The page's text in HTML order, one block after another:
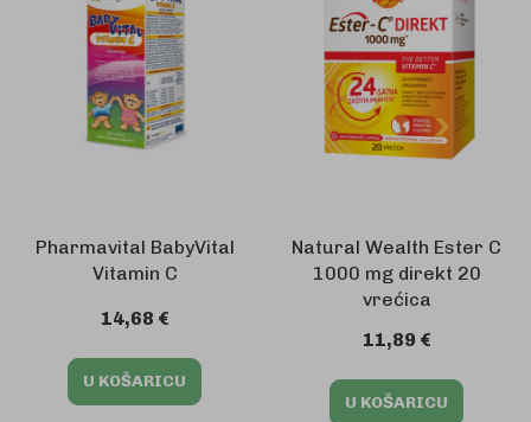
Pharmavital BabyVital
Vitamin C
14,68 €
U KOŠARICU
Natural Wealth Ester C
1000 mg direkt 20
vrećica
11,89 €
U KOŠARICU